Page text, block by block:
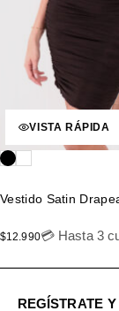
VISTA RÁPIDA
Vestido Satin
$12.990💳 Hasta 3
REGÍSTRATE Y